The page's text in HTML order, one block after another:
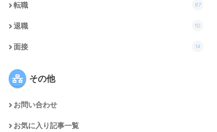
転職 87
退職 10
面接 14
その他
お問い合わせ
お気に入り記事一覧